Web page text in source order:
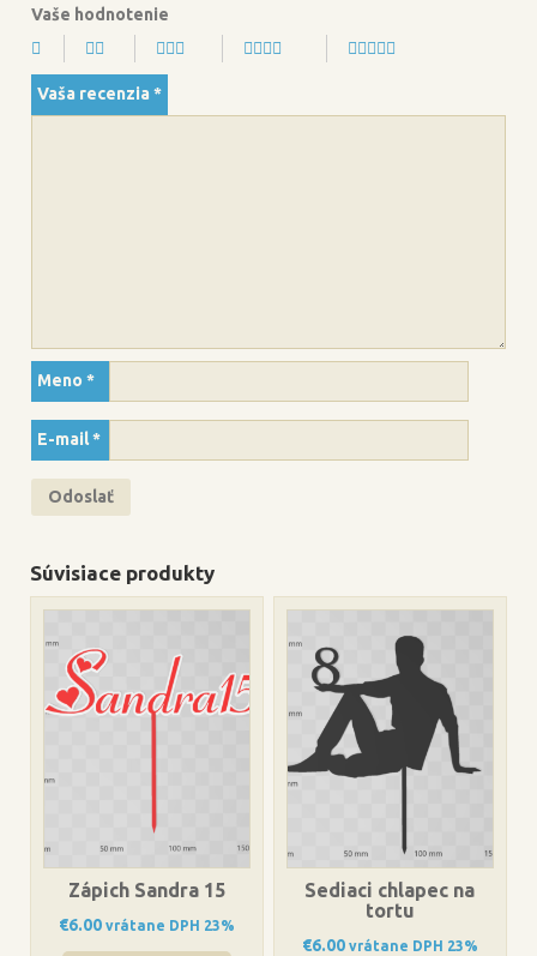
Vaše hodnotenie
Vaša recenzia *
Meno *
E-mail*
Súvisiace produkty
Zápich Sandra 15
€6.00 vrátane DPH 23%
Sediaci chlapec na
tortu
€6.00 vrátane DPH 23%